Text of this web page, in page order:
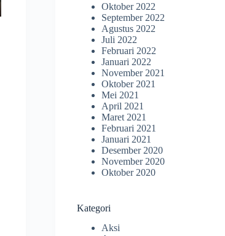
Oktober 2022
September 2022
Agustus 2022
Juli 2022
Februari 2022
Januari 2022
November 2021
Oktober 2021
Mei 2021
April 2021
Maret 2021
Februari 2021
Januari 2021
Desember 2020
November 2020
Oktober 2020
Kategori
Aksi